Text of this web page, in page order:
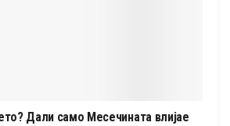
Дали само Месечината влијае